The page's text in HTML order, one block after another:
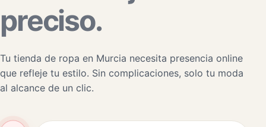
preciso.
Tu tienda de ropa en Murcia necesita presencia online
que refleje tu estilo. Sin complicaciones, solo tu moda
al alcance de un clic.